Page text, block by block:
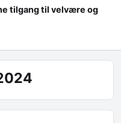
tilgang til velvære og